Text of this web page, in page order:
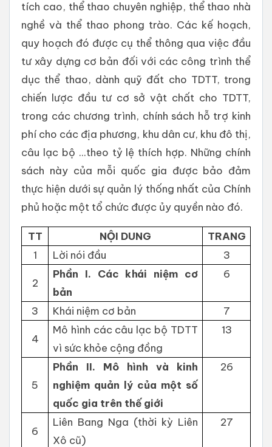
tích cao, thể thao chuyên nghiệp, thể thao nhà
nghề và thể thao phong trào. Các kế hoạch,
quy hoạch đó được cụ thể thông qua việc đầu
tư xây dựng cơ bản đối với các công trình thể
dục thể thao, dành quỹ đất cho TDTT, trong
chiến lược đầu tư cơ sở vật chất cho TDTT,
trong các chương trình, chính sách hỗ trợ kinh
phí cho các địa phương, khu dân cư, khu đô thị,
câu lạc bộ ...theo tỷ lệ thích hợp. Những chính
sách này của mỗi quốc gia được bảo đảm
thực hiện dưới sự quản lý thống nhất của Chính
phủ hoặc một tổ chức được ủy quyền nào đó.
TT NỘI DUNG
TRANG
1
Lời nói đầu 3
2
Phần I. Các khái niệm cơ
bản
6
3 Khái niệm cơ bản 7
4
Mô hình các câu lạc bộ TDTT
vì sức khỏe cộng đồng
13
5
Phần II. Mô hình và kinh
nghiệm quản lý của một số
quốc gia trên thế giới
26
6
Liên Bang Nga (thời kỳ Liên
Xô cũ)
27